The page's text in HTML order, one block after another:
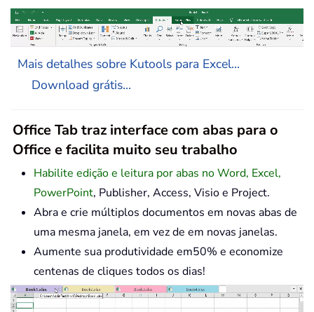
Mais detalhes sobre Kutools para Excel...
Download grátis...
Office Tab traz interface com abas para o
Office e facilita muito seu trabalho
Habilite edição e leitura por abas no Word, Excel,
PowerPoint, Publisher, Access, Visio e Project.
Abra e crie múltiplos documentos em novas abas de
uma mesma janela, em vez de em novas janelas.
Aumente sua produtividade em50% e economize
centenas de cliques todos os dias!